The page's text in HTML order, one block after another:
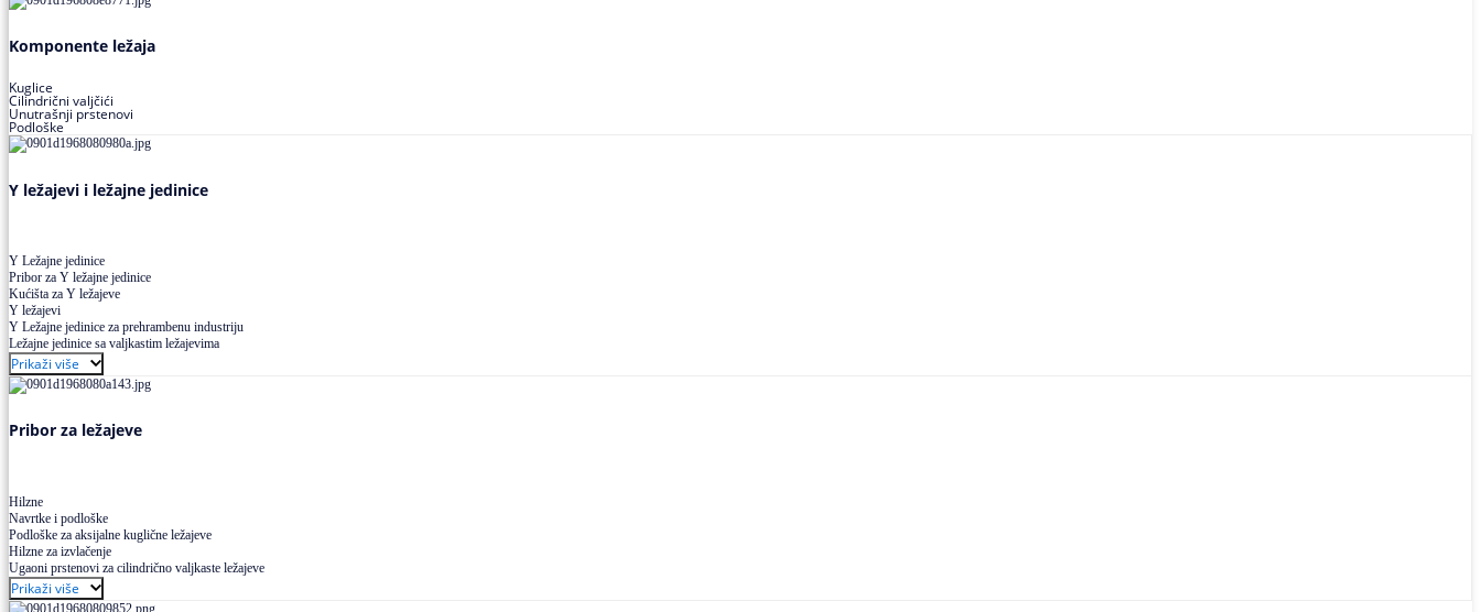
Komponente ležaja
Kuglice
Cilindrični valjčići
Unutrašnji prstenovi
Podloške
Y ležajevi i ležajne jedinice
Y Ležajne jedinice
Pribor za Y ležajne jedinice
Kućišta za Y ležajeve
Y ležajevi
Y Ležajne jedinice za prehrambenu industriju
Ležajne jedinice sa valjkastim ležajevima
Prikaži više
Pribor za ležajeve
Hilzne
Navrtke i podloške
Podloške za aksijalne kuglične ležajeve
Hilzne za izvlačenje
Ugaoni prstenovi za cilindrično valjkaste ležajeve
Prikaži više